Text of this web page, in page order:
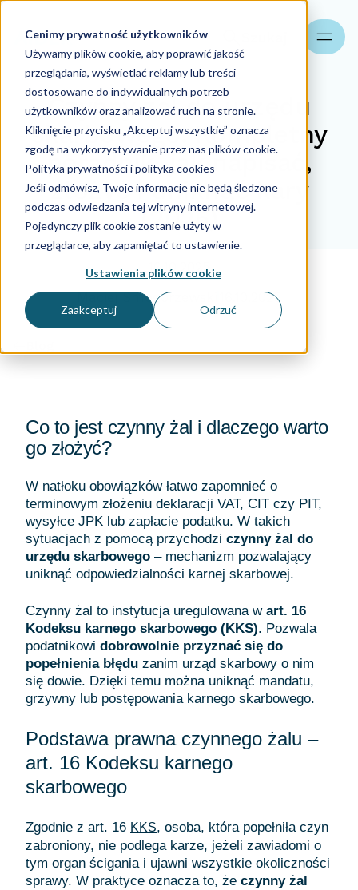
Cenimy prywatność użytkowników
Używamy plików cookie, aby poprawić jakość
przeglądania, wyświetlać reklamy lub treści
dostosowane do indywidualnych potrzeb
użytkowników oraz analizować ruch na stronie.
Kliknięcie przycisku „Akceptuj wszystkie” oznacza
zgodę na wykorzystywanie przez nas plików cookie.
Polityka prywatności i polityka cookies
Jeśli odmówisz, Twoje informacje nie będą śledzone
podczas odwiedzania tej witryny internetowej.
Pojedynczy plik cookie zostanie użyty w
przeglądarce, aby zapamiętać to ustawienie.
Ustawienia plików cookie
Zaakceptuj Odrzuć
Czynny żal do urzędu
skarbowego: Kompletny
poradnik, jak napisać,
złożyć i uniknąć kary
(2025)
16.10.2025
Maciej Smogorzewski16.10.2025
Co to jest czynny żal i dlaczego warto
go złożyć?
W natłoku obowiązków łatwo zapomnieć o
terminowym złożeniu deklaracji VAT, CIT czy PIT,
wysyłce JPK lub zapłacie podatku. W takich
sytuacjach z pomocą przychodzi czynny żal do
urzędu skarbowego – mechanizm pozwalający
uniknąć odpowiedzialności karnej skarbowej.
Czynny żal to instytucja uregulowana w art. 16
Kodeksu karnego skarbowego (KKS). Pozwala
podatnikowi dobrowolnie przyznać się do
popełnienia błędu zanim urząd skarbowy o nim
się dowie. Dzięki temu można uniknąć mandatu,
grzywny lub postępowania karnego skarbowego.
Podstawa prawna czynnego żalu –
art. 16 Kodeksu karnego
skarbowego
Zgodnie z art. 16 KKS, osoba, która popełniła czyn
zabroniony, nie podlega karze, jeżeli zawiadomi o
tym organ ścigania i ujawni wszystkie okoliczności
sprawy. W praktyce oznacza to, że czynny żal